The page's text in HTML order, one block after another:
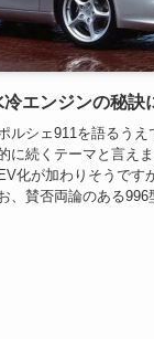
エンジンの秘訣
ルシェ911を語るう
に続くテーマと言え
化が加わりそうです
、賛否両論のある996